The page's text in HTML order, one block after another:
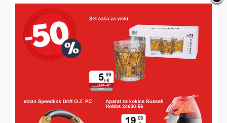
nešto/nekoga pohvaliti?
Javite nam se!
POŠALJI
Alternative:
NAJNOVIJE VIJESTI